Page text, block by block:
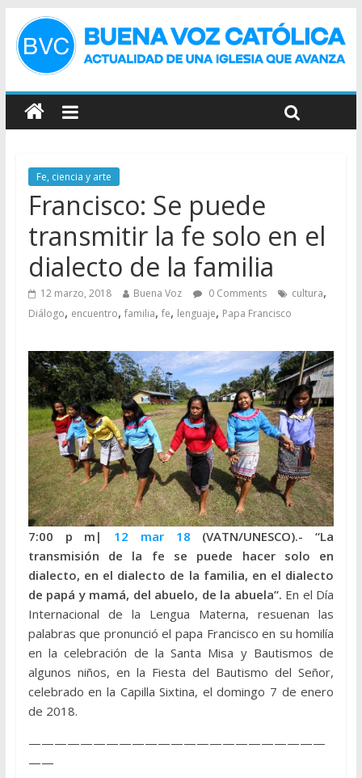
Fe, ciencia y arte
Francisco: Se puede
transmitir la fe solo en el
dialecto de la familia
12 marzo, 2018 Buena Voz 0 Comments cultura,
Diálogo, encuentro, familia, fe, lenguaje, Papa Francisco
7:00 p m| 12 mar 18 (VATN/UNESCO).- “La
transmisión de la fe se puede hacer solo en
dialecto, en el dialecto de la familia, en el dialecto
de papá y mamá, del abuelo, de la abuela”. En el Día
Internacional de la Lengua Materna, resuenan las
palabras que pronunció el papa Francisco en su homilía
en la celebración de la Santa Misa y Bautismos de
algunos niños, en la Fiesta del Bautismo del Señor,
celebrado en la Capilla Sixtina, el domingo 7 de enero
de 2018.
———————————————————————
——